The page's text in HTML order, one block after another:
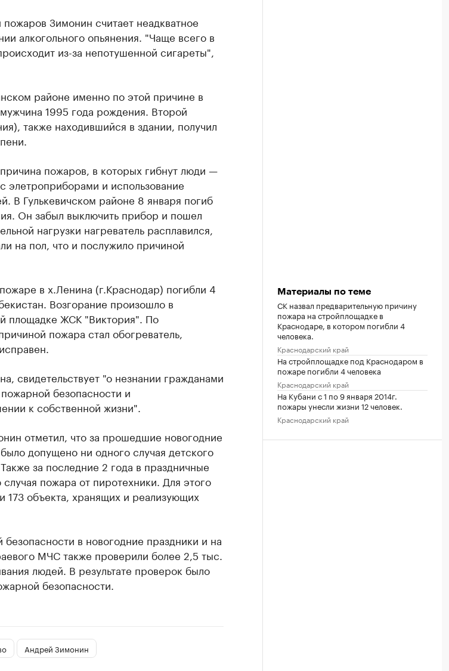
Зимонин считает неадкватное
алкогольного опьянения. "Чаще всего в
из-за непотушенной сигареты",
районе именно по этой причине в
1995 года рождения. Второй
также находившийся в здании, получил
пожаров, в которых гибнут люди —
и использование
В Гулькевичском районе 8 января погиб
Он забыл выключить прибор и пошел
нагрузки нагреватель расплавился,
на пол, что и послужило причиной
в х.Ленина (г.Краснодар) погибли 4
Возгорание произошло в
площадке ЖСК "Виктория". По
пожара стал обогреватель,
свидетельствует "о незнании гражданами
безопасности и
к собственной жизни".
отметил, что за прошедшие новогодние
допущено ни одного случая детского
за последние 2 года в праздничные
пожара от пиротехники. Для этого
объекта, хранящих и реализующих
в новогодние праздники и на
МЧС также проверили более 2,5 тыс.
людей. В результате проверок было
безопасности.
Андрей Зимонин
Материалы по теме
СК назвал предварительную причину
пожара на стройплощадке в
Краснодаре, в котором погибли 4
человека.
Краснодарский край
На стройплощадке под Краснодаром в
пожаре погибли 4 человека
Краснодарский край
На Кубани с 1 по 9 января 2014г.
пожары унесли жизни 12 человек.
Краснодарский край